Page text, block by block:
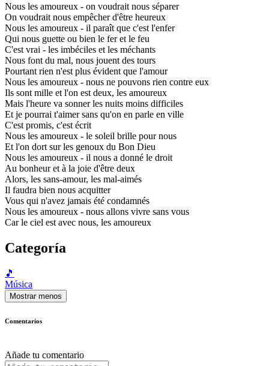
Nous les amoureux - on voudrait nous séparer
On voudrait nous empêcher d'être heureux
Nous les amoureux - il paraît que c'est l'enfer
Qui nous guette ou bien le fer et le feu
C'est vrai - les imbéciles et les méchants
Nous font du mal, nous jouent des tours
Pourtant rien n'est plus évident que l'amour
Nous les amoureux - nous ne pouvons rien contre eux
Ils sont mille et l'on est deux, les amoureux
Mais l'heure va sonner les nuits moins difficiles
Et je pourrai t'aimer sans qu'on en parle en ville
C'est promis, c'est écrit
Nous les amoureux - le soleil brille pour nous
Et l'on dort sur les genoux du Bon Dieu
Nous les amoureux - il nous a donné le droit
Au bonheur et à la joie d'être deux
Alors, les sans-amour, les mal-aimés
Il faudra bien nous acquitter
Vous qui n'avez jamais été condamnés
Nous les amoureux - nous allons vivre sans vous
Car le ciel est avec nous, les amoureux
Categoría
🎵
Música
Mostrar menos
Comentarios
Añade tu comentario